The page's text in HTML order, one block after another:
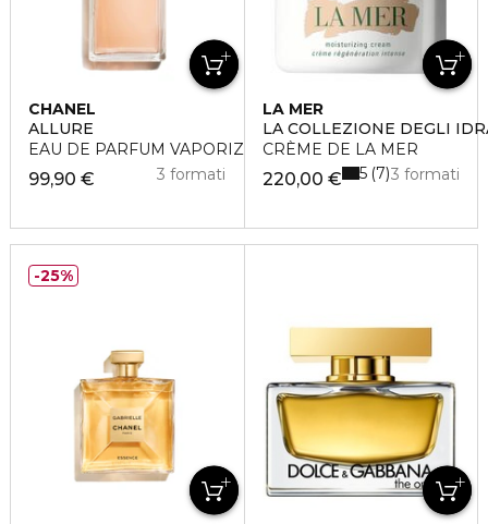
CHANEL
ALLURE
EAU DE PARFUM VAPORIZZATORE
99,90 € 3 formati
LA MER
LA COLLEZIONE DEGLI
CRÈME DE LA MER
220,00 € 3 formati
5 7
25%